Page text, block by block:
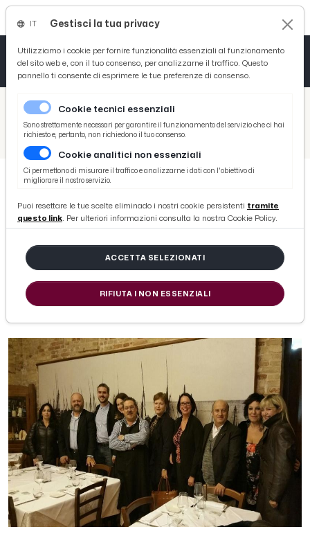
/ Picenotime
/ News
Camera di Commercio, buyers del settore ittico in visita nel Piceno
Camera di Commercio, buyers del
settore ittico in visita nel Piceno
venerdì 30 ottobre 2015
Gestisci la tua privacy
Utilizziamo i cookie per fornire funzionalità essenziali al funzionamento
del sito web e, con il tuo consenso, per analizzarne il traffico. Questo
pannello ti consente di esprimere le tue preferenze di consenso.
Cookie tecnici essenziali
Sono strettamente necessari per garantire il funzionamento del servizio che ci hai
richiesto e, pertanto, non richiedono il tuo consenso.
Cookie analitici non essenziali
Ci permettono di misurare il traffico e analizzarne i dati con l'obiettivo di
migliorare il nostro servizio.
Puoi resettare le tue scelte eliminado i nostri cookie persistenti tramite
questo link. Per ulteriori informazioni consulta la nostra Cookie Policy.
ACCETTA SELEZIONATI
RIFIUTA I NON ESSENZIALI
Tutto News
Tutto Sport
Basket
Ciclismo
Tutto Curiosità